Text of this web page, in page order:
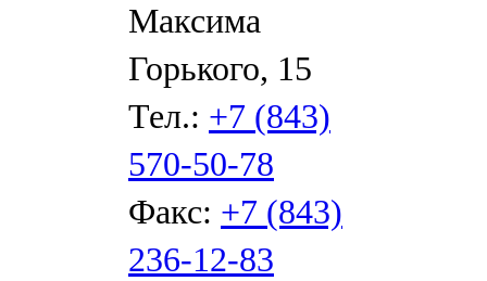
Максима
Горького, 15
Тел.: +7 (843)
570-50-78
Факс: +7 (843)
236-12-83